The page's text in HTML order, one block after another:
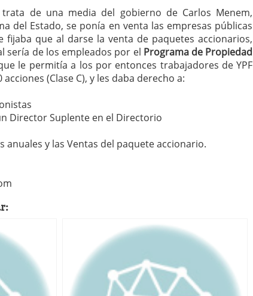
de una media del gobierno de Carlos Menem,
del Estado, se ponía en venta las empresas públicas
fijaba que al darse la venta de paquetes accionarios,
sería de los empleados por el Programa de Propiedad
le permitía a los por entonces trabajadores de YPF
(Clase C), y les daba derecho a:
Director Suplente en el Directorio
anuales y las Ventas del paquete accionario.